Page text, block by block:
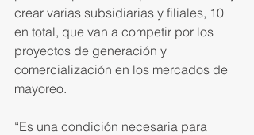
crear varias subsi­diarias y filiales, 10
en total, que van a competir por los
proyectos de generación y
comercialización en los mercados de
mayoreo.
“Es una condición necesaria para